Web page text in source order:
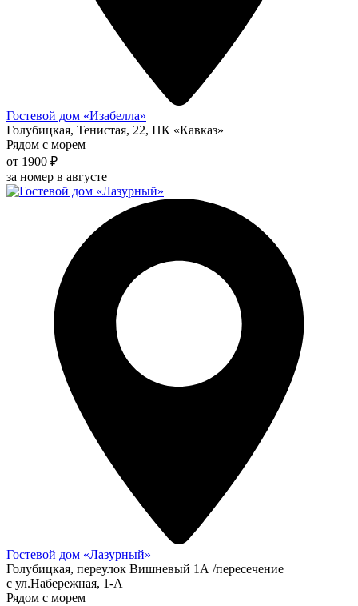
Гостевой дом «Изабелла»
Голубицкая, Тенистая, 22, ПК «Кавказ»
Рядом с морем
от 1900 ₽
за номер в августе
Гостевой дом «Лазурный»
Голубицкая, переулок Вишневый 1А /пересечение
с ул.Набережная, 1-А
Рядом с морем